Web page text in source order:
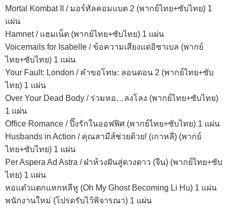
Mortal Kombat II / มอร์ทัลคอมแบต 2 (พากย์ไทย+ซับไทย) 1
แผ่น
Hamnet / แฮมเน็ต (พากย์ไทย+ซับไทย) 1 แผ่น
Voicemails for Isabelle / ข้อความเสียงแด่อิซาเบล (พากย์
ไทย+ซับไทย) 1 แผ่น
Your Fault: London / คำขอโทษ: ลอนดอน 2 (พากย์ไทย+ซับ
ไทย) 1 แผ่น
Over Your Dead Body / ร่วมหอ…ลงโลง (พากย์ไทย+ซับไทย)
1 แผ่น
Office Romance / ปิ๊งรักในออฟฟิศ (พากย์ไทย+ซับไทย) 1 แผ่น
Husbands in Action / คุณสามีส์ช่วยด้วย! (เกาหลี) (พากย์
ไทย+ซับไทย) 1 แผ่น
Per Aspera Ad Astra / ฝ่าห้วงฝันสู่ดวงดาว (จีน) (พากย์ไทย+ซับ
ไทย) 1 แผ่น
หอแต๋วแตกแหกหลีหู (Oh My Ghost Becoming Li Hu) 1 แผ่น
พนักงานใหม่ (โปรดรับไว้พิจารณา) 1 แผ่น